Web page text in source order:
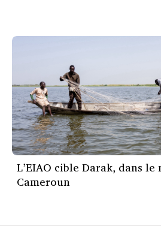
L’EIAO cible Darak, dans
Cameroun